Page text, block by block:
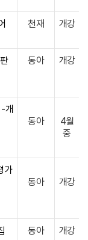
천재 개강
동아 개강
개
동아
4월
중
가
동아 개강
동아 개강